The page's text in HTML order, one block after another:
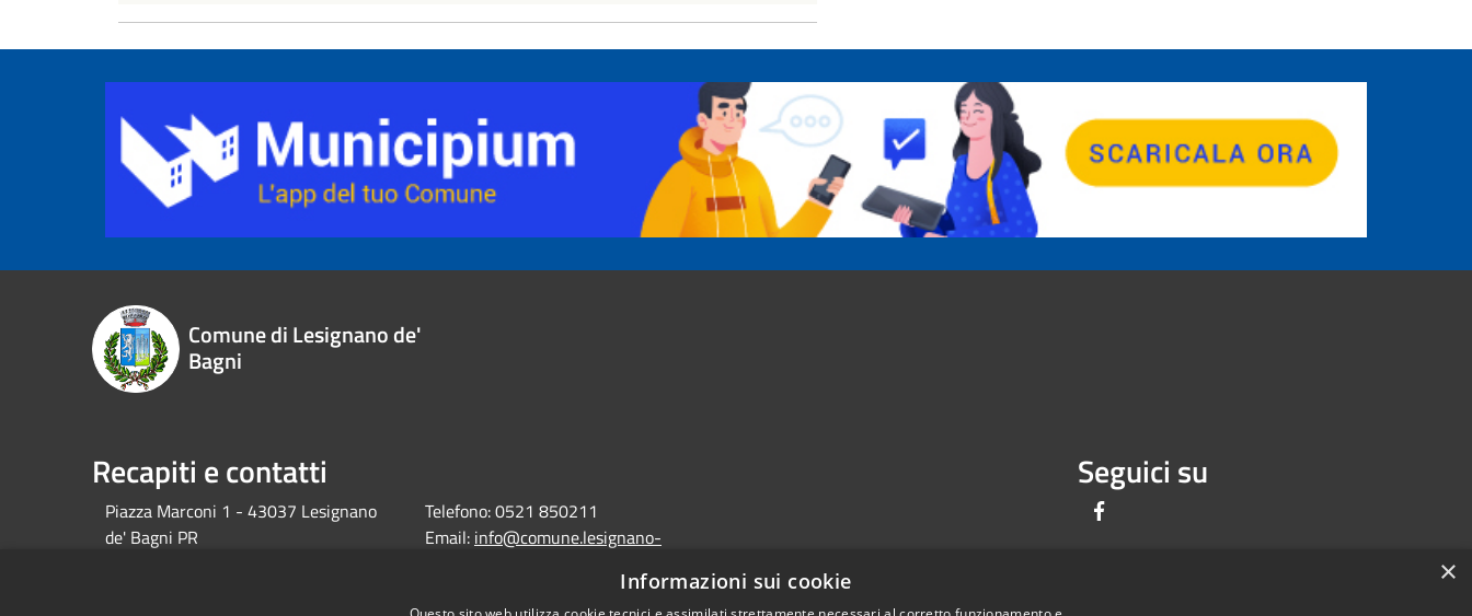
Comune di Lesignano de'
Bagni
Recapiti e contatti
Piazza Marconi 1 - 43037 Lesignano
de' Bagni PR
Telefono:0521 850211
Email: info@comune.lesignano-
Seguici su
×
Informazioni sui cookie